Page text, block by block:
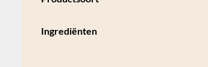
Ingrediënten